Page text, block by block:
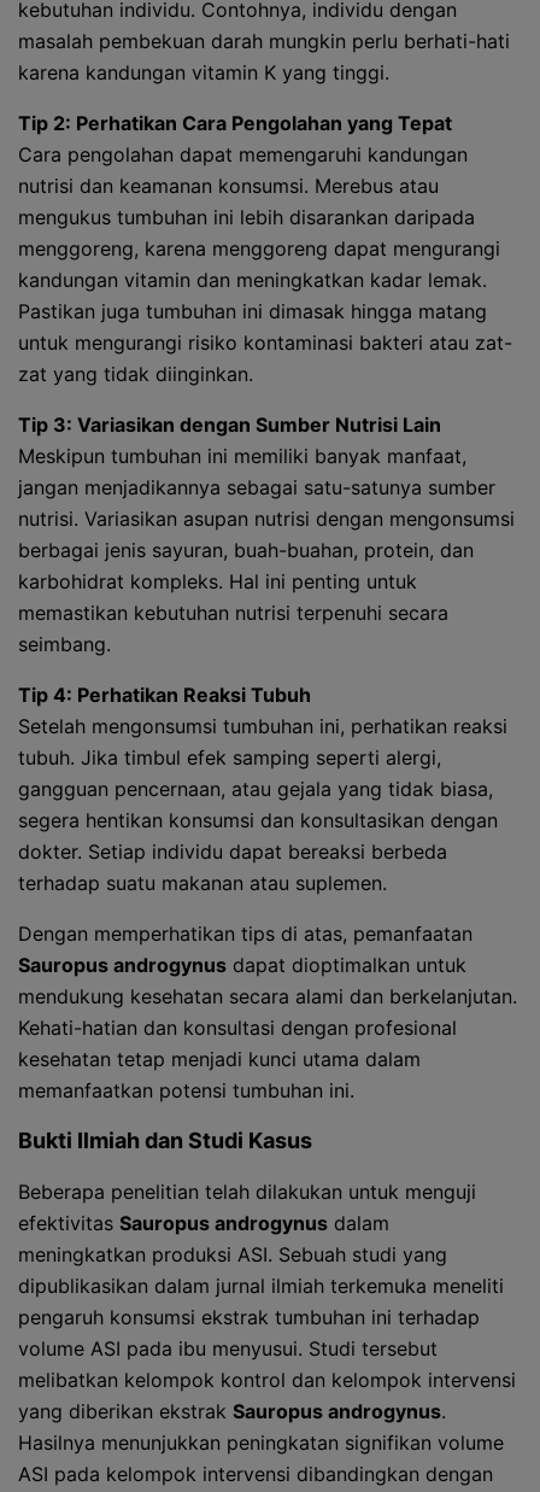
kebutuhan individu. Contohnya, individu dengan
masalah pembekuan darah mungkin perlu berhati-hati
karena kandungan vitamin K yang tinggi.
Tip 2: Perhatikan Cara Pengolahan yang Tepat
Cara pengolahan dapat memengaruhi kandungan
nutrisi dan keamanan konsumsi. Merebus atau
mengukus tumbuhan ini lebih disarankan daripada
menggoreng, karena menggoreng dapat mengurangi
kandungan vitamin dan meningkatkan kadar lemak.
Pastikan juga tumbuhan ini dimasak hingga matang
untuk mengurangi risiko kontaminasi bakteri atau zat-
zat yang tidak diinginkan.
Tip 3: Variasikan dengan Sumber Nutrisi Lain
Meskipun tumbuhan ini memiliki banyak manfaat,
jangan menjadikannya sebagai satu-satunya sumber
nutrisi. Variasikan asupan nutrisi dengan mengonsumsi
berbagai jenis sayuran, buah-buahan, protein, dan
karbohidrat kompleks. Hal ini penting untuk
memastikan kebutuhan nutrisi terpenuhi secara
seimbang.
Tip 4: Perhatikan Reaksi Tubuh
Setelah mengonsumsi tumbuhan ini, perhatikan reaksi
tubuh. Jika timbul efek samping seperti alergi,
gangguan pencernaan, atau gejala yang tidak biasa,
segera hentikan konsumsi dan konsultasikan dengan
dokter. Setiap individu dapat bereaksi berbeda
terhadap suatu makanan atau suplemen.
Dengan memperhatikan tips di atas, pemanfaatan
Sauropus androgynus dapat dioptimalkan untuk
mendukung kesehatan secara alami dan berkelanjutan.
Kehati-hatian dan konsultasi dengan profesional
kesehatan tetap menjadi kunci utama dalam
memanfaatkan potensi tumbuhan ini.
Bukti Ilmiah dan Studi Kasus
Beberapa penelitian telah dilakukan untuk menguji
efektivitas Sauropus androgynus dalam
meningkatkan produksi ASI. Sebuah studi yang
dipublikasikan dalam jurnal ilmiah terkemuka meneliti
pengaruh konsumsi ekstrak tumbuhan ini terhadap
volume ASI pada ibu menyusui. Studi tersebut
melibatkan kelompok kontrol dan kelompok intervensi
yang diberikan ekstrak Sauropus androgynus.
Hasilnya menunjukkan peningkatan signifikan volume
ASI pada kelompok intervensi dibandingkan dengan